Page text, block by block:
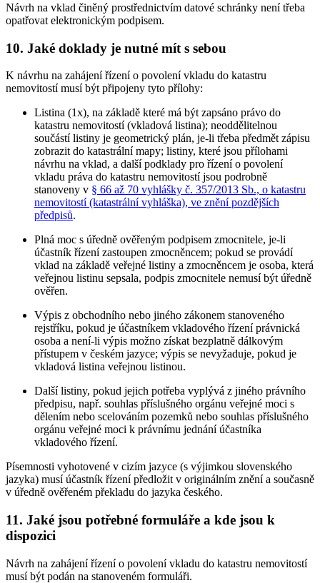
Návrh na vklad činěný prostřednictvím datové schránky není třeba
opatřovat elektronickým podpisem.
10. Jaké doklady je nutné mít s sebou
K návrhu na zahájení řízení o povolení vkladu do katastru
nemovitostí musí být připojeny tyto přílohy:
Listina (1x), na základě které má být zapsáno právo do
katastru nemovitostí (vkladová listina); neoddělitelnou
součástí listiny je geometrický plán, je-li třeba předmět zápisu
zobrazit do katastrální mapy; listiny, které jsou přílohami
návrhu na vklad, a další podklady pro řízení o povolení
vkladu práva do katastru nemovitostí jsou podrobně
stanoveny v § 66 až 70 vyhlášky č. 357/2013 Sb., o katastru
nemovitostí (katastrální vyhláška), ve znění pozdějších
předpisů.
Plná moc s úředně ověřeným podpisem zmocnitele, je-li
účastník řízení zastoupen zmocněncem; pokud se provádí
vklad na základě veřejné listiny a zmocněncem je osoba, která
veřejnou listinu sepsala, podpis zmocnitele nemusí být úředně
ověřen.
Výpis z obchodního nebo jiného zákonem stanoveného
rejstříku, pokud je účastníkem vkladového řízení právnická
osoba a není-li výpis možno získat bezplatně dálkovým
přístupem v českém jazyce; výpis se nevyžaduje, pokud je
vkladová listina veřejnou listinou.
Další listiny, pokud jejich potřeba vyplývá z jiného právního
předpisu, např. souhlas příslušného orgánu veřejné moci s
dělením nebo scelováním pozemků nebo souhlas příslušného
orgánu veřejné moci k právnímu jednání účastníka
vkladového řízení.
Písemnosti vyhotovené v cizím jazyce (s výjimkou slovenského
jazyka) musí účastník řízení předložit v originálním znění a současně
v úředně ověřeném překladu do jazyka českého.
11. Jaké jsou potřebné formuláře a kde jsou k
dispozici
Návrh na zahájení řízení o povolení vkladu do katastru nemovitostí
musí být podán na stanoveném formuláři.